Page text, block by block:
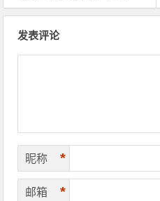
发表评论
昵称 *
邮箱 *